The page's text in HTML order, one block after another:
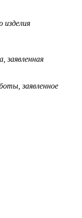
изделия
заявленная
заявленное